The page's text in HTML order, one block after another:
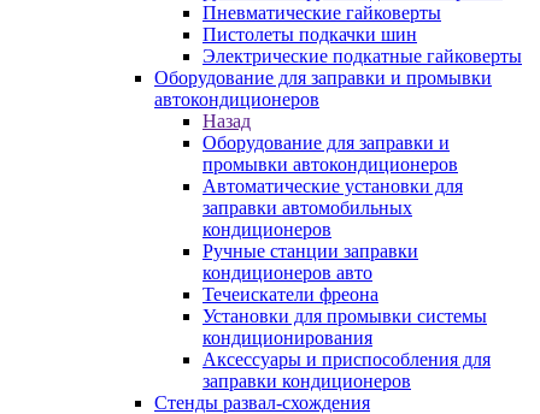
Пневматические гайковерты
Пистолеты подкачки шин
Электрические подкатные гайковерты
Оборудование для заправки и промывки
автокондиционеров
Назад
Оборудование для заправки и
промывки автокондиционеров
Автоматические установки для
заправки автомобильных
кондиционеров
Ручные станции заправки
кондиционеров авто
Течеискатели фреона
Установки для промывки системы
кондиционирования
Аксессуары и приспособления для
заправки кондиционеров
Стенды развал-схождения